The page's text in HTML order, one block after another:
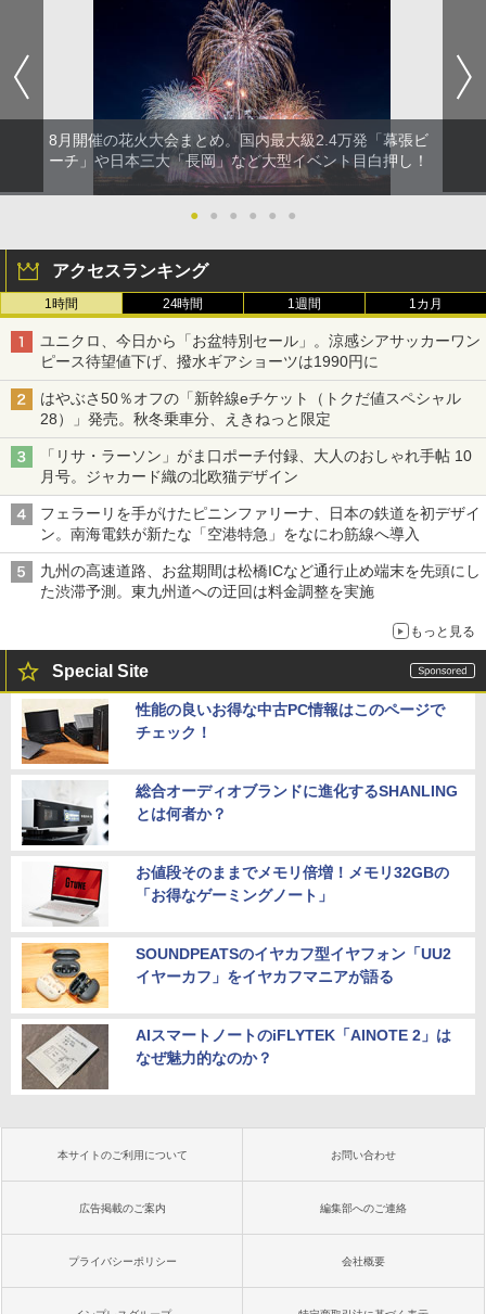
8月開催の花火大会まとめ。国内最大級2.4万発「幕張ビ
ーチ」や日本三大「長岡」など大型イベント目白押し！
● ● ● ● ● ●
アクセスランキング
1時間 24時間 1週間 1カ月
ユニクロ、今日から「お盆特別セール」。涼感シアサッカーワン
ピース待望値下げ、撥水ギアショーツは1990円に
はやぶさ50％オフの「新幹線eチケット（トクだ値スペシャル
28）」発売。秋冬乗車分、えきねっと限定
「リサ・ラーソン」がま口ポーチ付録、大人のおしゃれ手帖 10
月号。ジャカード織の北欧猫デザイン
フェラーリを手がけたピニンファリーナ、日本の鉄道を初デザイ
ン。南海電鉄が新たな「空港特急」をなにわ筋線へ導入
九州の高速道路、お盆期間は松橋ICなど通行止め端末を先頭にし
た渋滞予測。東九州道への迂回は料金調整を実施
もっと見る
Special Site
性能の良いお得な中古PC情報はこのページで
チェック！
総合オーディオブランドに進化するSHANLING
とは何者か？
お値段そのままでメモリ倍増！メモリ32GBの
「お得なゲーミングノート」
SOUNDPEATSのイヤカフ型イヤフォン「UU2
イヤーカフ」をイヤカフマニアが語る
AIスマートノートのiFLYTEK「AINOTE 2」は
なぜ魅力的なのか？
本サイトのご利用について お問い合わせ
広告掲載のご案内 編集部へのご連絡
プライバシーポリシー 会社概要